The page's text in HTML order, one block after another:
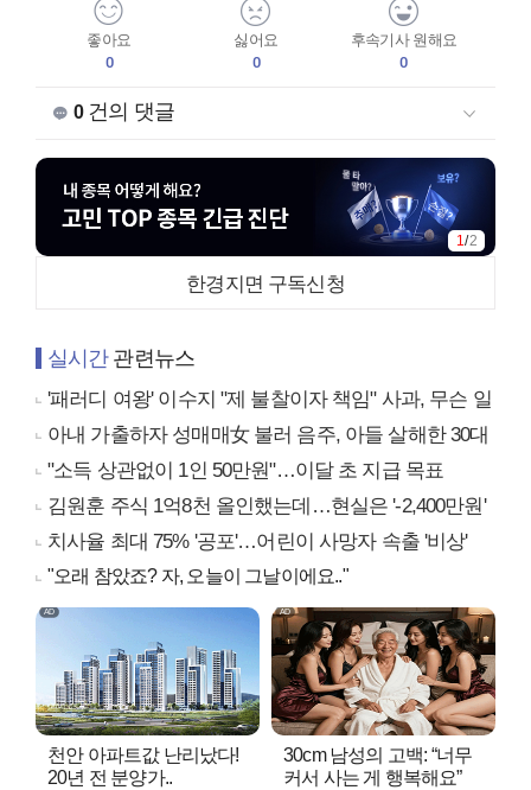
좋아요
0
싫어요
0
후속기사 원해요
0
0건의 댓글
1 /2
한경지면 구독신청
실시간관련뉴스
'패러디 여왕' 이수지 "제 불찰이자 책임" 사과, 무슨 일
아내 가출하자 성매매女 불러 음주, 아들 살해한 30대
"소득 상관없이 1인 50만원"…이달 초 지급 목표
김원훈 주식 1억8천 올인했는데…현실은 '-2,400만원'
치사율 최대 75% '공포'…어린이 사망자 속출 '비상'
"오래 참았죠? 자, 오늘이 그날이에요.."
천안 아파트값 난리났다!
20년 전 분양가..
30cm 남성의 고백: “너무
커서 사는 게 행복해요”